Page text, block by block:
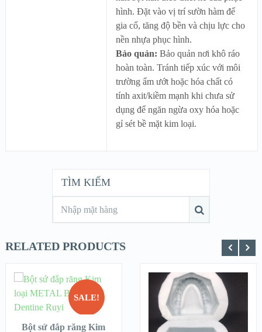
hình. Đặt vào vị trí sườn hàm để
gia cố, tăng độ bền và chịu lực cho
nền nhựa phục hình.
Bảo quản: Bảo quản nơi khô ráo
hoàn toàn. Tránh tiếp xúc với môi
trường ẩm ướt hoặc hóa chất có
tính axit/kiềm mạnh khi chưa sử
dụng để ngăn ngừa oxy hóa hoặc
gỉ sét bề mặt kim loại.
TÌM KIẾM
RELATED PRODUCTS
SALE!
QUICK LOOK
CHỌN
Bột sứ đắp răng Kim
QUICK LOOK